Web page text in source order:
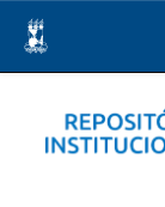
navigation